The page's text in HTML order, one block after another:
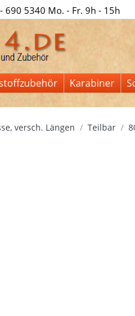
690 5340 Mo. - Fr. 9h - 15h
Karabiner
versch. Längen Teilbar